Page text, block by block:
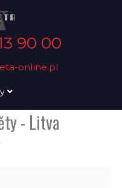
90 00
online.pl
- Litva